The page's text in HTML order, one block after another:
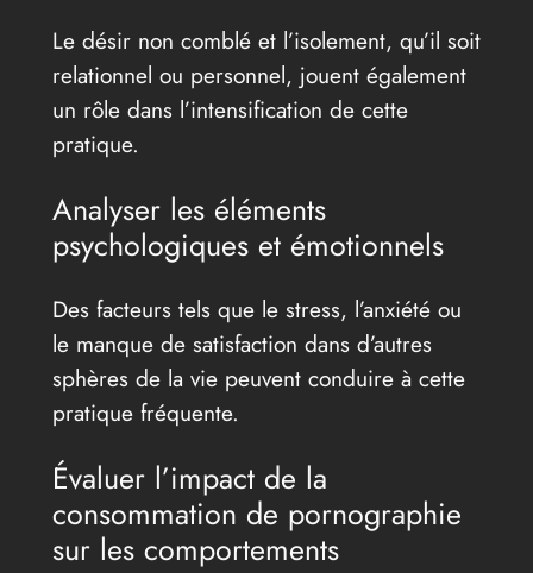
Le désir non comblé et l’isolement, qu’il soit
relationnel ou personnel, jouent également
un rôle dans l’intensification de cette
pratique.
Analyser les éléments
psychologiques et émotionnels
Des facteurs tels que le stress, l’anxiété ou
le manque de satisfaction dans d’autres
sphères de la vie peuvent conduire à cette
pratique fréquente.
Évaluer l’impact de la
consommation de pornographie
sur les comportements